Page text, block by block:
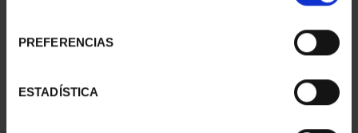
PREFERENCIAS
ESTADÍSTICA
- ALBACETE
- MADRID